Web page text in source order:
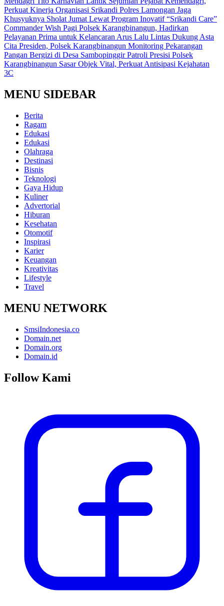
Perkuat Kinerja Organisasi Srikandi Polres Lamongan Jaga
Khusyuknya Sholat Jumat Lewat Program Inovatif “Srikandi Care”
Commander Wish Pagi Polsek Karangbinangun, Hadirkan
Pelayanan Prima untuk Kelancaran Arus Lalu Lintas Dukung Asta
Cita Presiden, Polsek Karangbinangun Monitoring Pekarangan
Pangan Bergizi di Desa SambopinggirPatroli Presisi Polsek
Karangbinangun Sasar Objek Vital, Perkuat Antisipasi Kejahatan
3C
MENU SIDEBAR
Berita
Ragam
Edukasi
Edukasi
Olahraga
Destinasi
Bisnis
Teknologi
Gaya Hidup
Kuliner
Advertorial
Hiburan
Kesehatan
Otomotif
Inspirasi
Karier
Keuangan
Kreativitas
Lifestyle
Travel
MENU NETWORK
SmsiIndonesia.co
Domain.net
Domain.org
Domain.id
Follow Kami